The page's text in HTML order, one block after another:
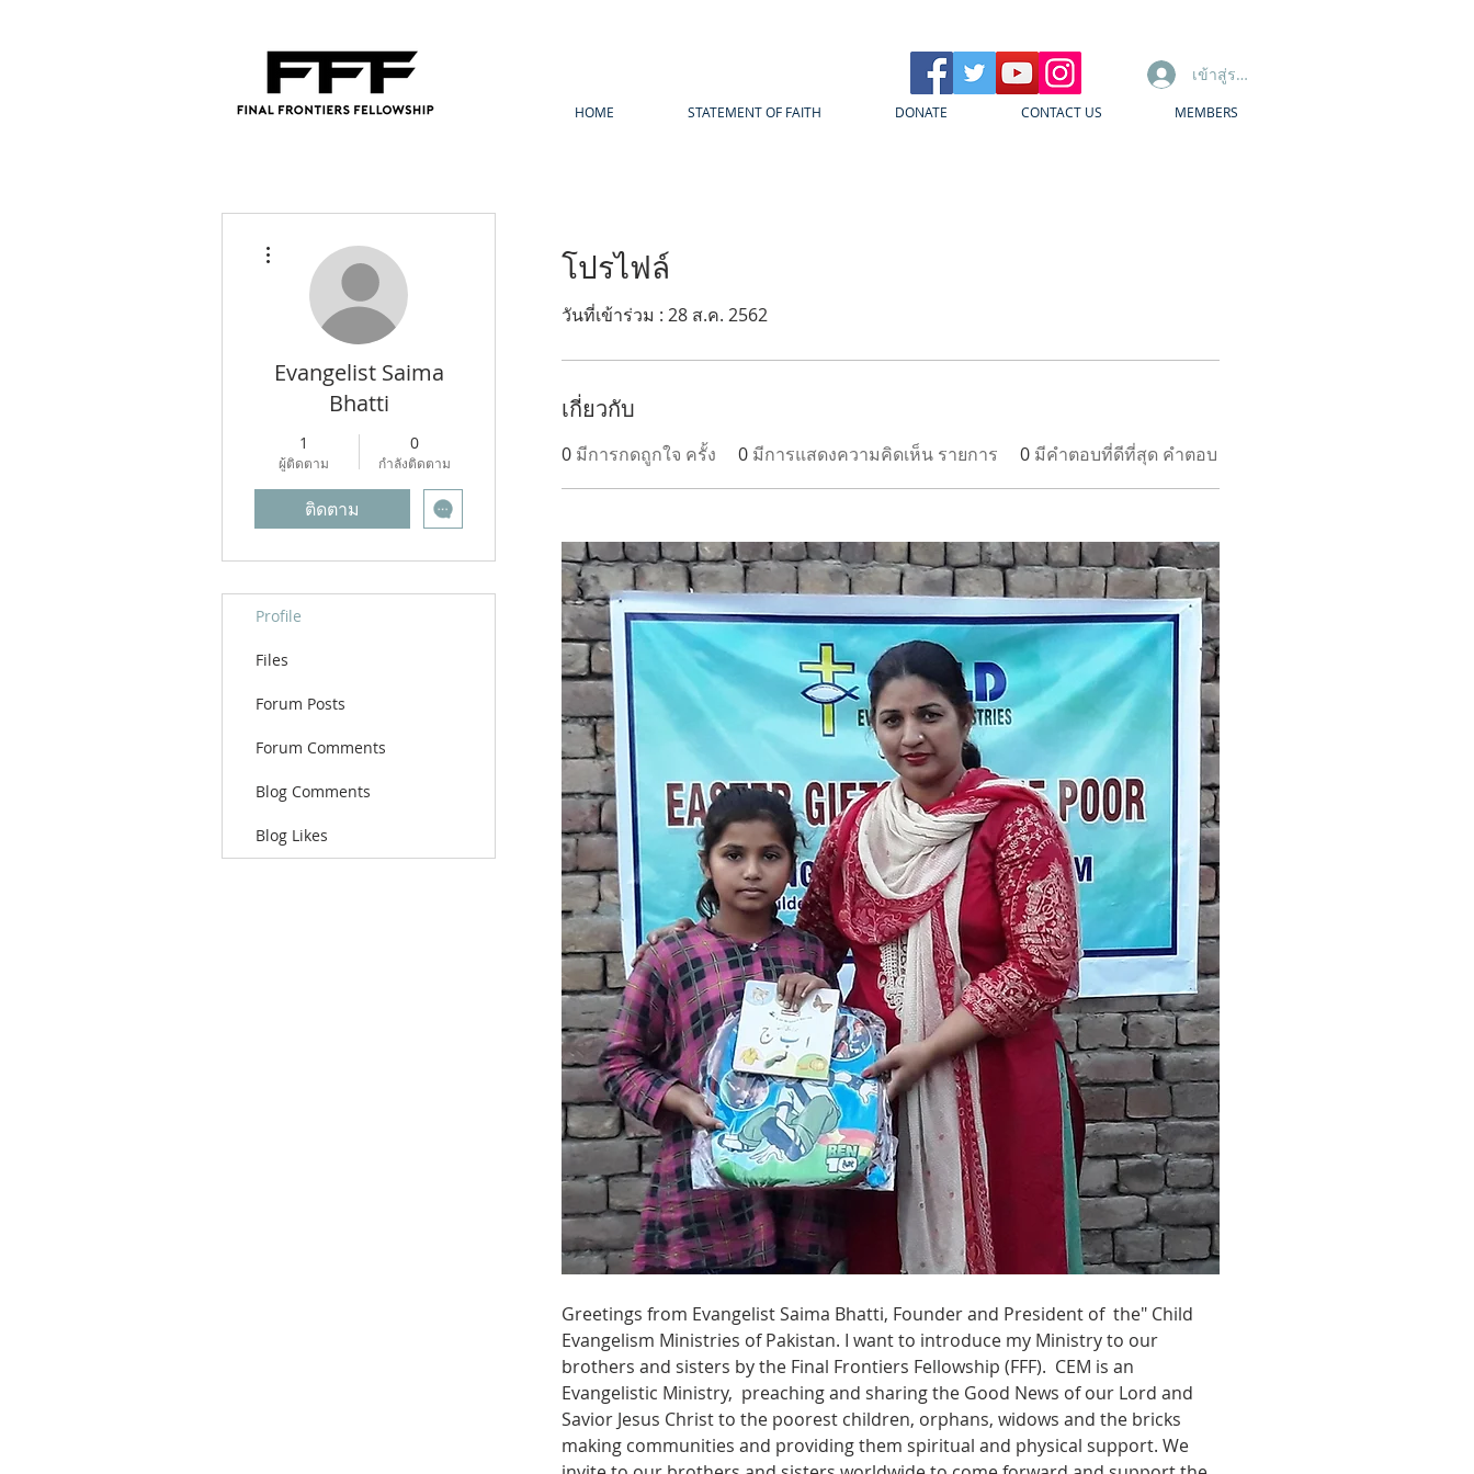
เข้าสู่ระบบ
HOME STATEMENT OF FAITH DONATE CONTACT US MEMBERS
โปรไฟล์
วันที่เข้าร่วม : 28 ส.ค. 2562
เกี่ยวกับ
0 มีการกดถูกใจ ครั้ง 0 มีการแสดงความคิดเห็น รายการ 0 มีคำตอบที่ดีที่สุด คำตอบ
Greetings from Evangelist Saima Bhatti, Founder and President of  the" Child
Evangelism Ministries of Pakistan. I want to introduce my Ministry to our
brothers and sisters by the Final Frontiers Fellowship (FFF).  CEM is an
Evangelistic Ministry,  preaching and sharing the Good News of our Lord and
Savior Jesus Christ to the poorest children, orphans, widows and the bricks
making communities and providing them spiritual and physical support. We
Evangelist Saima
Bhatti
1
ผู้ติดตาม
0
กำลังติดตาม
ติดตาม
Profile
Files
Forum Posts
Forum Comments
Blog Comments
Blog Likes